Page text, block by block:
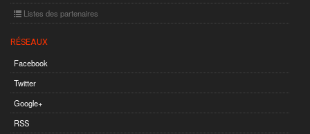
Listes des partenaires
RÉSEAUX
Facebook
Twitter
Google+
RSS